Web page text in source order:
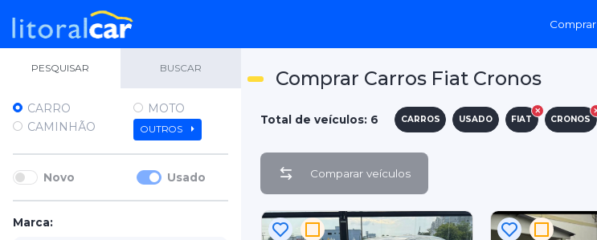
Comprar
PESQUISAR BUSCAR
CARRO
MOTO
CAMINHÃO
OUTROS
Novo Usado
Marca:
Comprar Carros Fiat Cronos
Total de veículos: 6 CARROS USADO FIAT CRONOS
Comparar veículos